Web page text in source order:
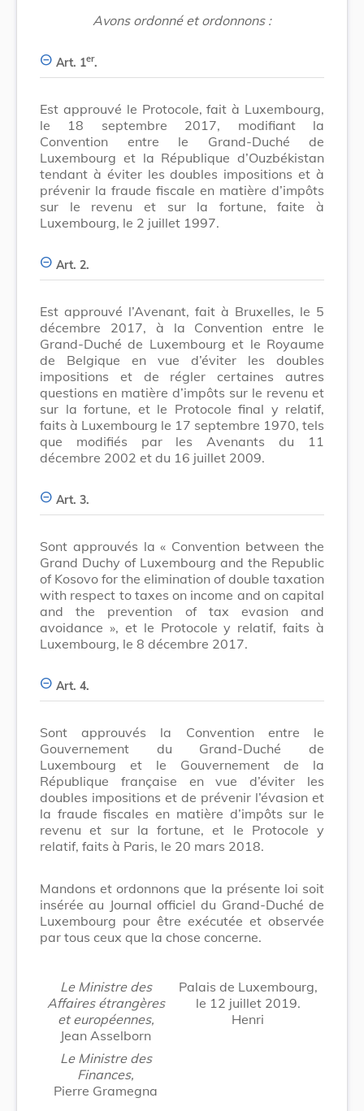
Avons ordonné et ordonnons :
Art. 1er.
Est approuvé le Protocole, fait à Luxembourg,
le 18 septembre 2017, modifiant la
Convention entre le Grand-Duché de
Luxembourg et la République d’Ouzbékistan
tendant à éviter les doubles impositions et à
prévenir la fraude fiscale en matière d’impôts
sur le revenu et sur la fortune, faite à
Luxembourg, le 2 juillet 1997.
Art. 2.
Est approuvé l’Avenant, fait à Bruxelles, le 5
décembre 2017, à la Convention entre le
Grand-Duché de Luxembourg et le Royaume
de Belgique en vue d’éviter les doubles
impositions et de régler certaines autres
questions en matière d’impôts sur le revenu et
sur la fortune, et le Protocole final y relatif,
faits à Luxembourg le 17 septembre 1970, tels
que modifiés par les Avenants du 11
décembre 2002 et du 16 juillet 2009.
Art. 3.
Sont approuvés la « Convention between the
Grand Duchy of Luxembourg and the Republic
of Kosovo for the elimination of double taxation
with respect to taxes on income and on capital
and the prevention of tax evasion and
avoidance », et le Protocole y relatif, faits à
Luxembourg, le 8 décembre 2017.
Art. 4.
Sont approuvés la Convention entre le
Gouvernement du Grand-Duché de
Luxembourg et le Gouvernement de la
République française en vue d’éviter les
doubles impositions et de prévenir l’évasion et
la fraude fiscales en matière d’impôts sur le
revenu et sur la fortune, et le Protocole y
relatif, faits à Paris, le 20 mars 2018.
Mandons et ordonnons que la présente loi soit
insérée au Journal officiel du Grand-Duché de
Luxembourg pour être exécutée et observée
par tous ceux que la chose concerne.
Le Ministre des
Affaires étrangères
et européennes,
Jean Asselborn
Le Ministre des
Finances,
Pierre Gramegna
Palais de Luxembourg,
le 12 juillet 2019.
Henri